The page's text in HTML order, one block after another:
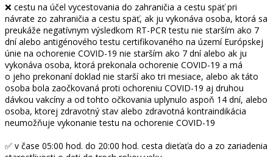
❌ cestu na účel vycestovania do zahraničia a cestu späť pri
návrate zo zahraničia a cestu späť, ak ju vykonáva osoba, ktorá sa
preukáže negatívnym výsledkom RT-PCR testu nie starším ako 7
dní alebo antigénového testu certifikovaného na území Európskej
únie na ochorenie COVID-19 nie starším ako 7 dní alebo ak ju
vykonáva osoba, ktorá prekonala ochorenie COVID-19 a má
o jeho prekonaní doklad nie starší ako tri mesiace, alebo ak táto
osoba bola zaočkovaná proti ochoreniu COVID-19 aj druhou
dávkou vakcíny a od tohto očkovania uplynulo aspoň 14 dní, alebo
osoba, ktorej zdravotný stav alebo zdravotná kontraindikácia
neumožňuje vykonanie testu na ochorenie COVID-19
✅ v čase 05:00 hod. do 20:00 hod. cesta dieťaťa do a zo zariadenia